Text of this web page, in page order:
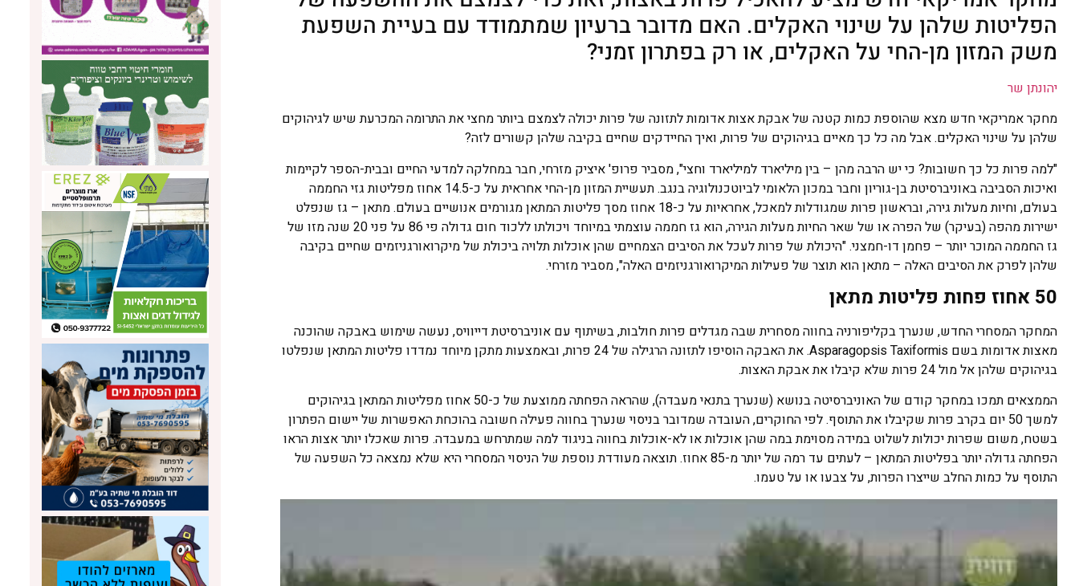
הפליטות שלהן על שינוי האקלים. האם מדובר ברעיון שמתמודד עם בעיית השפעת
משק המזון מן-החי על האקלים, או רק בפתרון זמני?
יהונתן שר
מחקר אמריקאי חדש מצא שהוספת כמות קטנה של אבקת אצות אדומות לתזונה של פרות יכולה לצמצם ביותר מחצי את התרומה המכרעת שיש לגיהוקים
שלהן על שינוי האקלים. אבל מה כל כך מאיים בגיהוקים של פרות, ואיך החיידקים שחיים בקיבה שלהן קשורים לזה?
"למה פרות כל כך חשובות? כי יש הרבה מהן – בין מיליארד למיליארד וחצי", מסביר פרופ' איציק מזרחי, חבר במחלקה למדעי החיים ובבית-הספר לקיימות
ואיכות הסביבה באוניברסיטת בן-גוריון וחבר במכון הלאומי לביוטכנולוגיה בנגב. תעשיית המזון מן-החי אחראית על כ-14.5 אחוז מפליטות גזי החממה
בעולם, וחיות מעלות גירה, ובראשון פרות שמגודלות למאכל, אחראיות על כ-18 אחוז מסך פליטות המתאן מגורמים אנושיים בעולם. מתאן – גז שנפלט
ישירות מהפה (בעיקר) של הפרה או של שאר החיות מעלות הגירה, הוא גז חממה עוצמתי במיוחד ויכולתו ללכוד חום גדולה פי 86 על פני 20 שנה מזו של
גז החממה המוכר יותר – פחמן דו-חמצני. "היכולת של פרות לעכל את הסיבים הצמחיים שהן אוכלות תלויה ביכולת של מיקרואורגניזמים שחיים בקיבה
שלהן לפרק את הסיבים האלה – מתאן הוא תוצר של פעילות המיקרואורגניזמים האלה", מסביר מזרחי.
50 אחוז פחות פליטות מתאן
המחקר המסחרי החדש, שנערך בקליפורניה בחווה מסחרית שבה מגדלים פרות חולבות, בשיתוף עם אוניברסיטת דייוויס, נעשה שימוש באבקה שהוכנה
מאצות אדומות בשם Asparagopsis Taxiformis. את האבקה הוסיפו לתזונה הרגילה של 24 פרות, ובאמצעות מתקן מיוחד נמדדו פליטות המתאן שנפלטו
בגיהוקים שלהן אל מול 24 פרות שלא קיבלו את אבקת האצות.
הממצאים תמכו במחקר קודם של האוניברסיטה בנושא (שנערך בתנאי מעבדה), שהראה הפחתה ממוצעת של כ-50 אחוז מפליטות המתאן בגיהוקים
למשך 50 יום בקרב פרות שקיבלו את התוסף. לפי החוקרים, העובדה שמדובר בניסוי שנערך בחווה פעילה חשובה בהוכחת האפשרות של יישום הפתרון
בשטח, משום שפרות יכולות לשלוט במידה מסוימת במה שהן אוכלות או לא-אוכלות בחווה בניגוד למה שמתרחש במעבדה. פרות שאכלו יותר אצות הראו
הפחתה גדולה יותר בפליטות המתאן – לעתים עד רמה של יותר מ-85 אחוז. תוצאה מעודדת נוספת של הניסוי המסחרי היא שלא נמצאה כל השפעה של
התוסף על כמות החלב שייצרו הפרות, על צבעו או על טעמו.